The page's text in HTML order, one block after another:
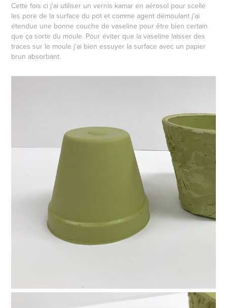
Cette fois ci j'ai utiliser un vernis kamar en aérosol pour scellé
les pore de la surface du pot et comme agent démoulant j'ai
étendue une bonne couche de vaseline pour être bien certain
que ça sorte du moule. Pour éviter que la vaseline laisser des
traces sur le moule j'ai bien essuyer la surface avec un papier
brun absorbant.